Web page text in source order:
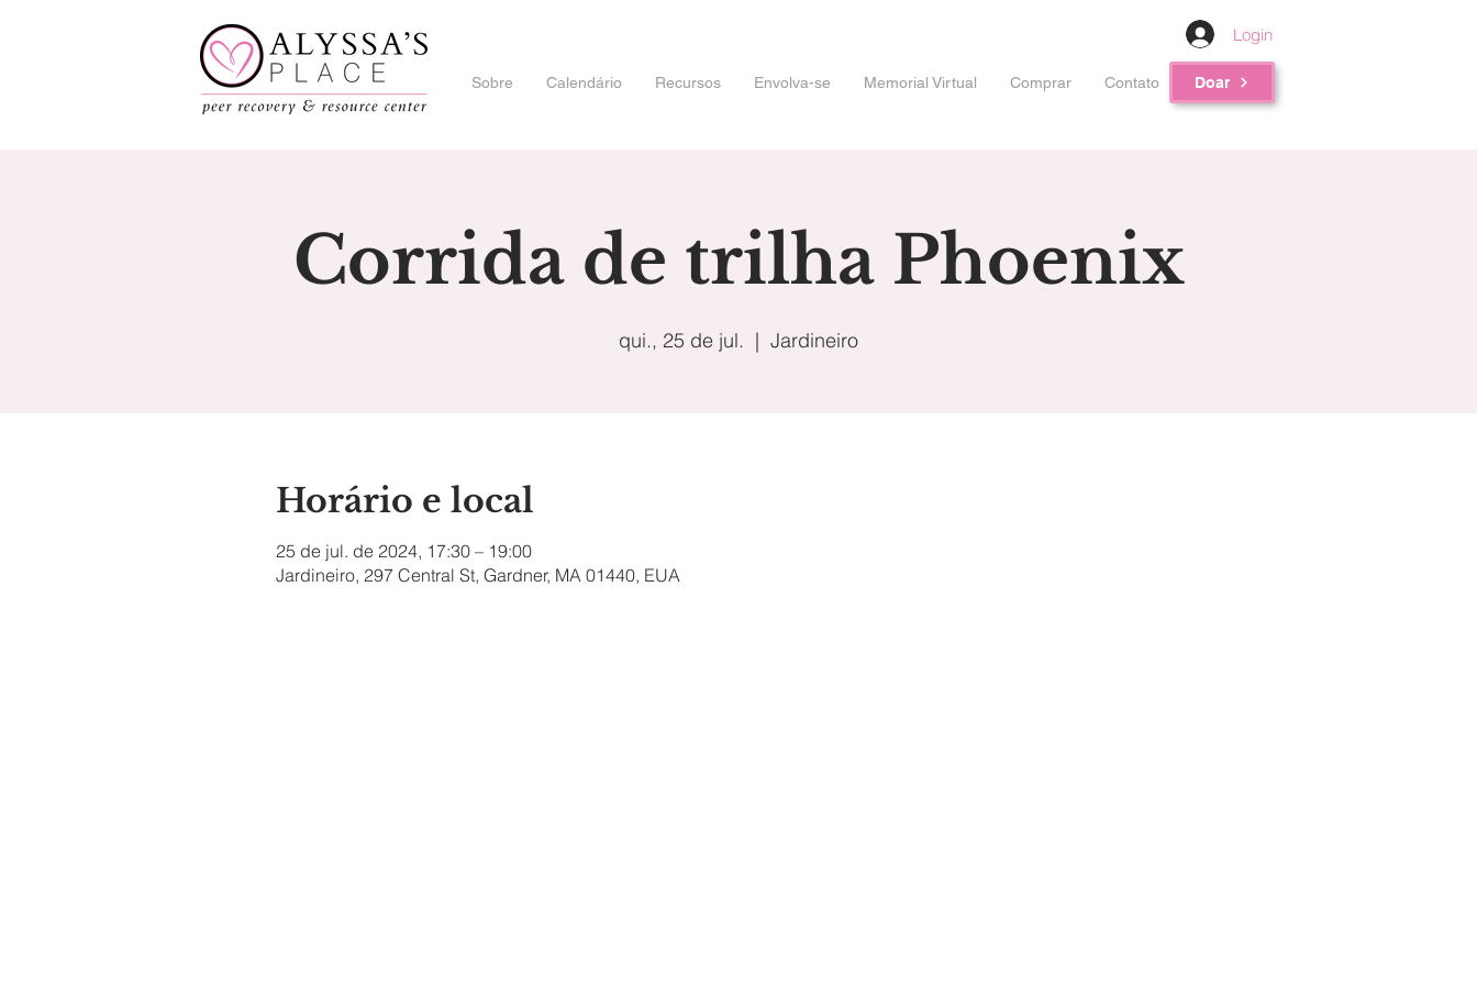
Login
Sobre Calendário Recursos Envolva-se Memorial Virtual Comprar Contato Doar
Corrida de trilha Phoenix
qui., 25 de jul.
  |
Jardineiro
Horário e local
25 de jul. de 2024, 17:30 – 19:00
Jardineiro, 297 Central St, Gardner, MA 01440, EUA